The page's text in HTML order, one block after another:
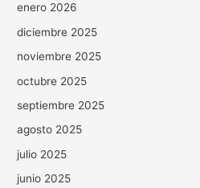
enero 2026
diciembre 2025
noviembre 2025
octubre 2025
septiembre 2025
agosto 2025
julio 2025
junio 2025